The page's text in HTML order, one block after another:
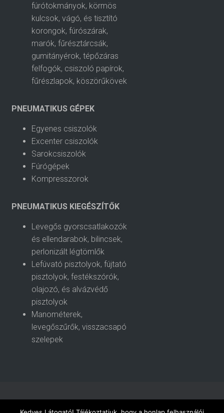
fúrótokmányok, körmös
kulcsok, vágó, és tisztító
korongok, fúrószárak,
marók, fűrésztárcsák,
gumitányérok, tépőzáras
felfogók, csiszoló papírok,
fűrészlapok, köszörűkövek
PNEUMATIKUS GÉPEK
Egyenes csiszolók
Excenter csiszolók
Sarokcsiszolók
Fúrógépek
Kompresszorok
PNEUMATIKUS KIEGÉSZÍTŐK
Levegős gyorscsatlakozók
és ellendarabok, bilincsek,
perlonizált légtömlők
Lefúvató pisztolyok, fújtató
pisztolyok, festékszórók,
olajozó, és alvázvédő
pisztolyok
Manométerek,
levegőszűrők, visszacsapó
szelepek
AKCIÓ – ÚJDONSÁGOK! CÉGÜNKRŐL KÍNÁLATUNK